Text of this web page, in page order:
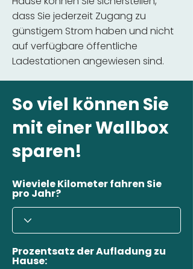
dass Sie jederzeit Zugang zu
günstigem Strom haben und nicht
auf verfügbare öffentliche
Ladestationen angewiesen sind.
So viel können Sie
mit einer Wallbox
sparen!
Wieviele Kilometer fahren Sie
pro Jahr?
Prozentsatz der Aufladung zu
Hause: